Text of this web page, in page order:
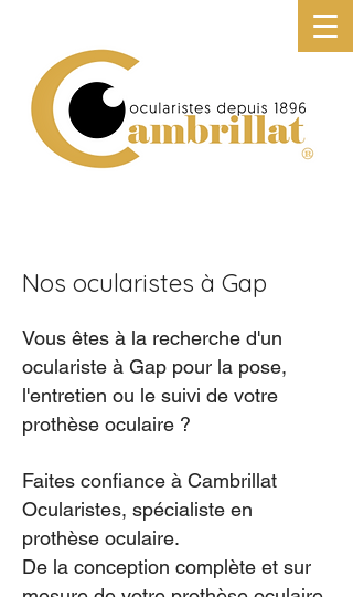
Nos ocularistes à Gap
Vous êtes à la recherche d'un
oculariste à Gap pour la pose,
l'entretien ou le suivi de votre
prothèse oculaire ?
Faites confiance à Cambrillat
Ocularistes, spécialiste en
prothèse oculaire.
De la conception complète et sur